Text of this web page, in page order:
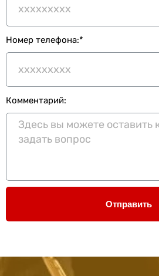
Номер телефона:*
Комментарий:
Отправить